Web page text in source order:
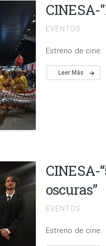
EVENTOS
Estreno de cine.
Leer Más
CINESA-
oscuras”
EVENTOS
Estreno de cine.